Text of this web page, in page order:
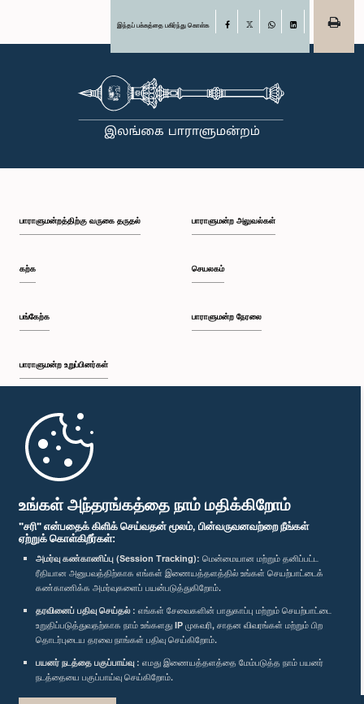
உங்கள் அந்தரங்கத்தை நாம் மதிக்கிறோம்
"சரி" என்பதைக் கிளிக் செய்வதன் மூலம், பின்வருவனவற்றை நீங்கள்
ஏற்றுக் கொள்கிறீர்கள்:
அமர்வு கண்காணிப்பு (Session Tracking): மென்மையான மற்றும் தனிப்பட்ட
ரீதியான அனுபவத்திற்காக எங்கள் இணையத்தளத்தில் உங்கள் செயற்பாட்டைக்
கண்காணிக்க அமர்வுகளைப் பயன்படுத்துகிறோம்.
தரவினைப் பதிவு செய்தல் : எங்கள் சேவைகளின் பாதுகாப்பு மற்றும் செயற்பாட்டை
உறுதிப்படுத்துவதற்காக நாம் உங்களது IP முகவரி, சாதன விவரங்கள் மற்றும் பிற
தொடர்புடைய தரவை நாங்கள் பதிவு செய்கிறோம்.
பயனர் நடத்தை பகுப்பாய்வு : எமது இணையத்தளத்தை மேம்படுத்த நாம் பயனர்
நடத்தையை பகுப்பாய்வு செய்கிறோம்.
இந்தப் பக்கத்தை பகிர்ந்து கொள்க Facebook
பாராளுமன்றத்திற்கு வருகை தருதல்
கற்க
பங்கேற்க
பாராளுமன்ற உறுப்பினர்கள்
முதற்பக்கம்
பாராளுமன்ற அலுவல்கள்
செயலகம்
பாராளுமன்ற நேரலை
பாராளுமன்ற கையடக்க செயலி
எம்மை பின்தொடர்க :
விருதுகள்
தனியுரிமைக் கொள்கை